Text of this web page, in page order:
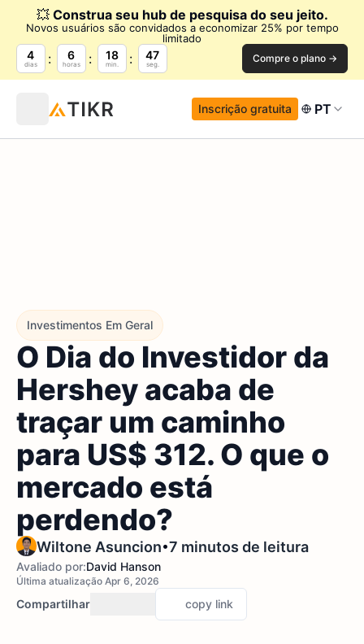
💥 Construa seu hub de pesquisa do seu jeito.
Novos usuários são convidados a economizar 25% por tempo
limitado
4
dias
6
horas
18
min.
45
seg. Compre o plano →
Inscrição gratuita PT
Investimentos Em Geral
O Dia do Investidor da
Hershey acaba de
traçar um caminho
para US$ 312. O que o
mercado está
perdendo?
Wiltone Asuncion•7 minutos de leitura
Avaliado por:David Hanson
Última atualização Apr 6, 2026
Compartilhar copy link